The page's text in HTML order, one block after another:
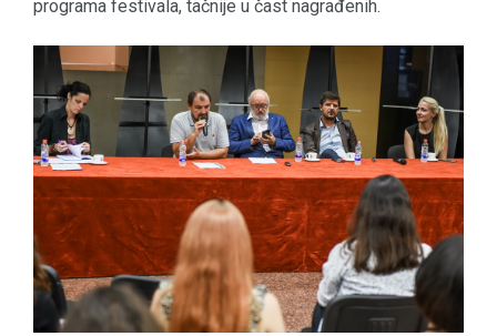
programa festivala, tačnije u čast nagrađenih.